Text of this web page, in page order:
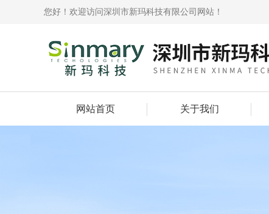
您好！欢迎访问深圳市新玛科技有限公司网站！
网站首页 关于我们